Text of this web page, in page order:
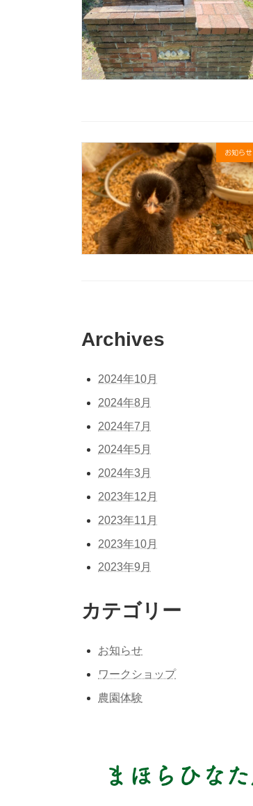
お知らせ
Archives
2024年10月
2024年8月
2024年7月
2024年5月
2024年3月
2023年12月
2023年11月
2023年10月
2023年9月
カテゴリー
お知らせ
ワークショップ
農園体験